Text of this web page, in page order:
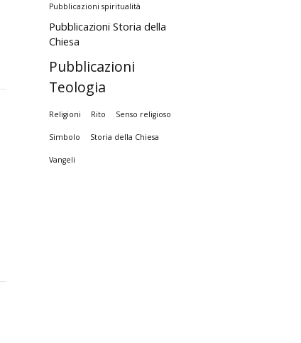
Pubblicazioni spiritualità
Pubblicazioni Storia della
Chiesa
Pubblicazioni
Teologia
Religioni Rito Senso religioso
Simbolo Storia della Chiesa
Vangeli